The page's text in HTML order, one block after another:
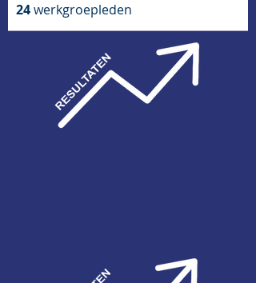
24werkgroepleden